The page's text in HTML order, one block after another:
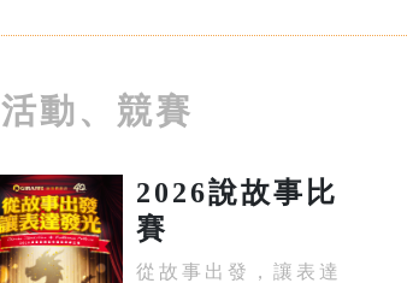
活動、競賽
2026說故事比
賽
從故事出發，讓表達